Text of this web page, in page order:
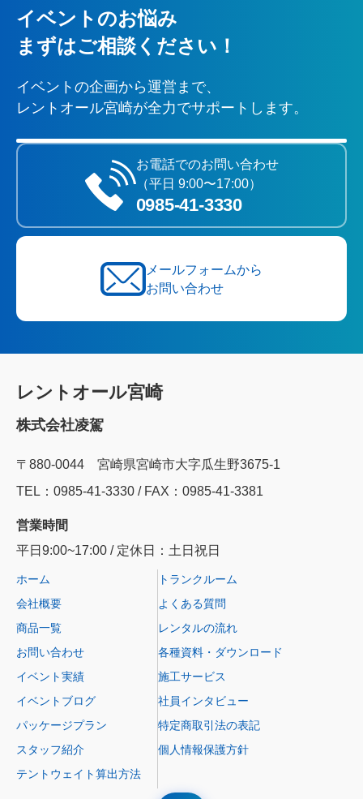
イベントのお悩み
まずはご相談ください！
イベントの企画から運営まで、
レントオール宮崎が全力でサポートします。
お電話でのお問い合わせ
（平日 9:00〜17:00）
0985‐41‐3330
メールフォームから
お問い合わせ
レントオール宮崎
株式会社凌駕
〒880-0044 宮崎県宮崎市大字瓜生野3675-1
TEL：0985‐41‐3330 / FAX：0985-41-3381
営業時間
平日9:00~17:00 / 定休日：土日祝日
ホーム
会社概要
商品一覧
お問い合わせ
イベント実績
イベントブログ
パッケージプラン
スタッフ紹介
テントウェイト算出方法
トランクルーム
よくある質問
レンタルの流れ
各種資料・ダウンロード
施工サービス
社員インタビュー
特定商取引法の表記
個人情報保護方針